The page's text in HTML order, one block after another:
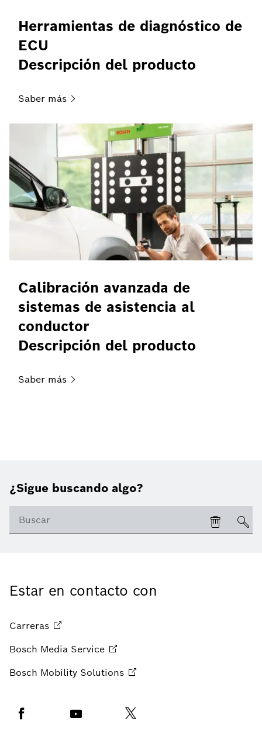
Herramientas de diagnóstico de
ECU
Descripción del producto
Saber más
Calibración avanzada de
sistemas de asistencia al
conductor
Descripción del producto
Saber más
¿Sigue buscando algo?
Estar en contacto con
Carreras
Bosch Media Service
Bosch Mobility Solutions